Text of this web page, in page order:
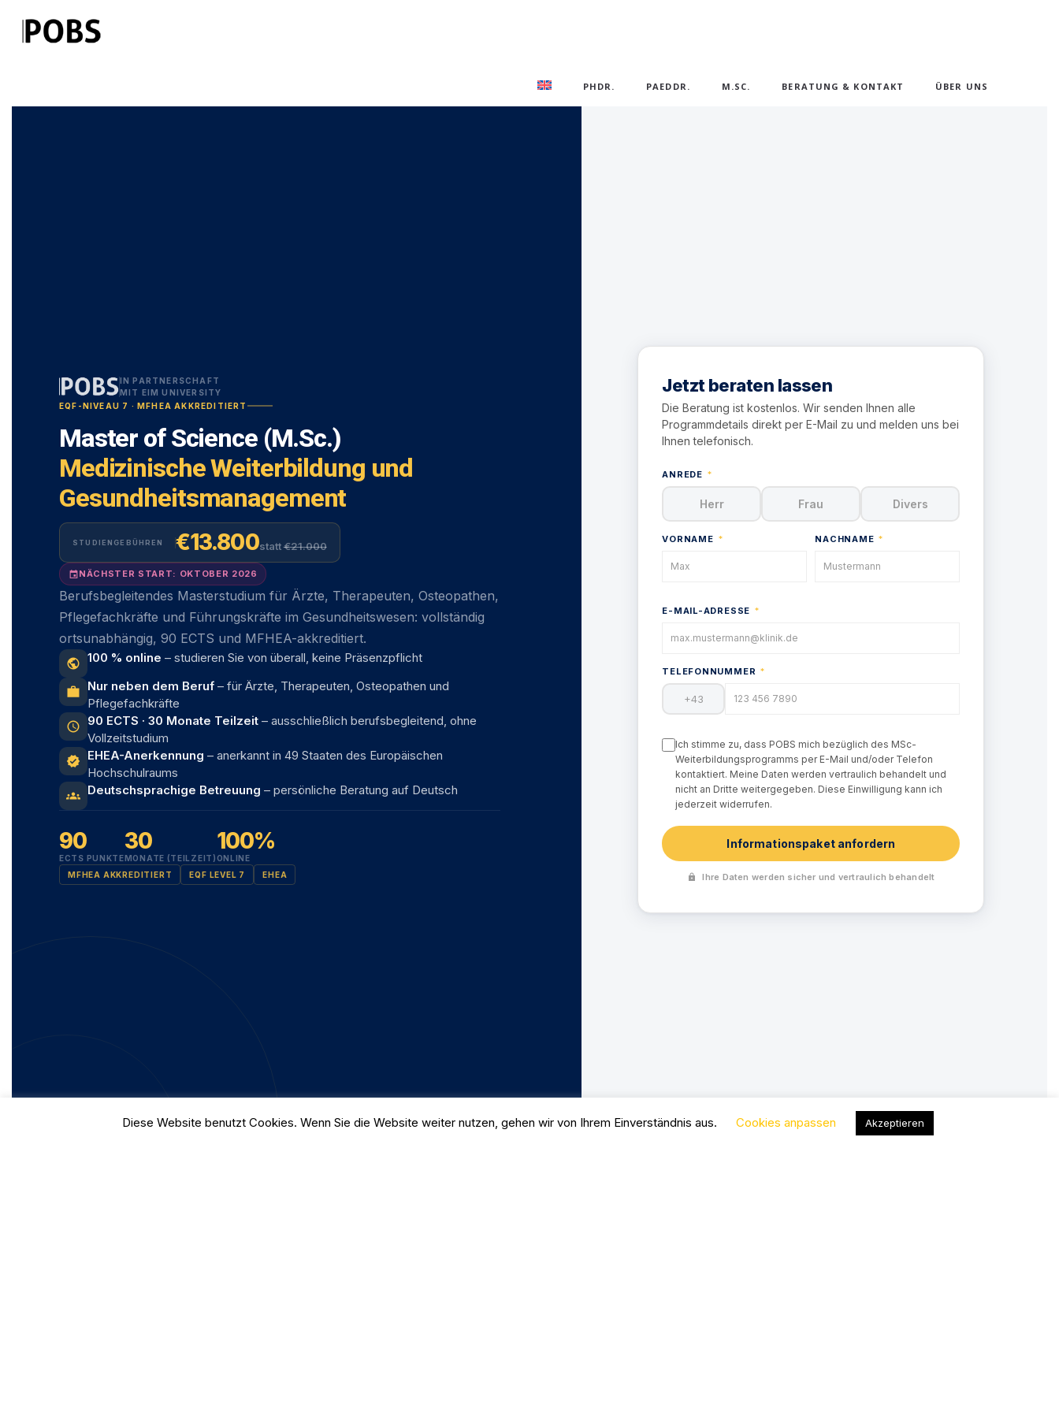
PHDR. PAEDDR. M.SC. BERATUNG & KONTAKT ÜBER UNS
IN PARTNERSCHAFT
MIT EIM UNIVERSITY
EQF-NIVEAU 7 · MFHEA AKKREDITIERT
Master of Science (M.Sc.)
Medizinische Weiterbildung und
Gesundheitsmanagement
STUDIENGEBÜHREN €13.800statt€21.000
eventNÄCHSTER START: OKTOBER 2026
Berufsbegleitendes Masterstudium für Ärzte, Therapeuten, Osteopathen,
Pflegefachkräfte und Führungskräfte im Gesundheitswesen: vollständig
ortsunabhängig, 90 ECTS und MFHEA-akkreditiert.
public 100 % online – studieren Sie von überall, keine Präsenzpflicht
work Nur neben dem Beruf – für Ärzte, Therapeuten, Osteopathen und
Pflegefachkräfte
schedule 90 ECTS · 30 Monate Teilzeit – ausschließlich berufsbegleitend, ohne
Vollzeitstudium
verified EHEA-Anerkennung – anerkannt in 49 Staaten des Europäischen
Hochschulraums
groups Deutschsprachige Betreuung – persönliche Beratung auf Deutsch
90
ECTS PUNKTE
30
MONATE (TEILZEIT)
100%
ONLINE
MFHEA AKKREDITIERT
EQF LEVEL 7 EHEA
Jetzt beraten lassen
Die Beratung ist kostenlos. Wir senden Ihnen alle
Programmdetails direkt per E-Mail zu und melden uns bei
Ihnen telefonisch.
ANREDE *
Herr Frau Divers
VORNAME * NACHNAME *
E-MAIL-ADRESSE *
TELEFONNUMMER *
Ich stimme zu, dass POBS mich bezüglich des MSc-
Weiterbildungsprogramms per E-Mail und/oder Telefon
kontaktiert. Meine Daten werden vertraulich behandelt und
nicht an Dritte weitergegeben. Diese Einwilligung kann ich
jederzeit widerrufen.
Informationspaket anfordern
lock Ihre Daten werden sicher und vertraulich behandelt
Diese Website benutzt Cookies. Wenn Sie die Website weiter nutzen, gehen wir von Ihrem Einverständnis aus. Cookies anpassen Akzeptieren